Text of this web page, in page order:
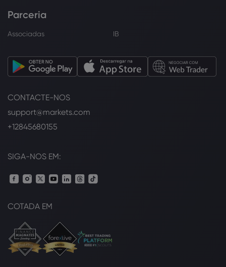
Parceria
Associadas IB
CONTACTE-NOS
support@markets.com
+12845680155
SIGA-NOS EM:
COTADA EM